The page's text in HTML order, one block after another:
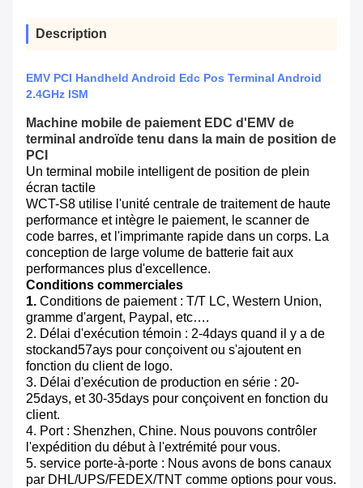
Description
EMV PCI Handheld Android Edc Pos Terminal Android
2.4GHz ISM
Machine mobile de paiement EDC d'EMV de
terminal androïde tenu dans la main de position de
PCI
Un terminal mobile intelligent de position de plein
écran tactile
WCT-S8 utilise l'unité centrale de traitement de haute
performance et intègre le paiement, le scanner de
code barres, et l'imprimante rapide dans un corps. La
conception de large volume de batterie fait aux
performances plus d'excellence.
Conditions commerciales
1. Conditions de paiement : T/T LC, Western Union,
gramme d'argent, Paypal, etc….
2. Délai d'exécution témoin : 2-4days quand il y a de
stockand57ays pour conçoivent ou s'ajoutent en
fonction du client de logo.
3. Délai d'exécution de production en série : 20-
25days, et 30-35days pour conçoivent en fonction du
client.
4. Port : Shenzhen, Chine. Nous pouvons contrôler
l'expédition du début à l'extrémité pour vous.
5. service porte-à-porte : Nous avons de bons canaux
par DHL/UPS/FEDEX/TNT comme options pour vous.